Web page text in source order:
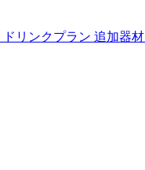
ドリンクプラン 追加器材